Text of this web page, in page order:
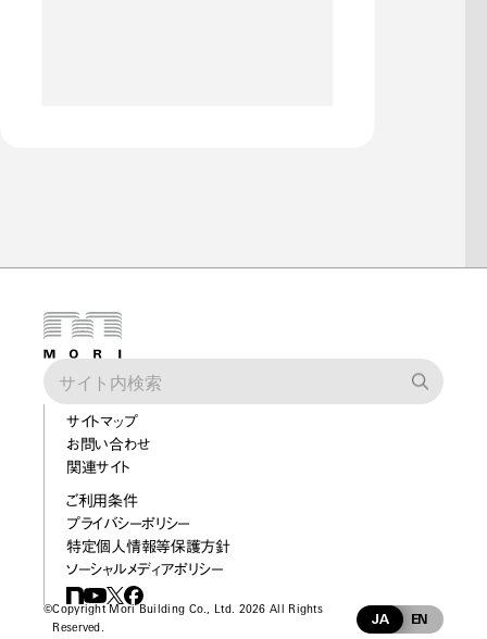
サイトマップ
お問い合わせ
関連サイト
ご利用条件
プライバシーポリシー
特定個人情報等保護方針
ソーシャルメディアポリシー
©Copyright Mori Building Co., Ltd. 2026 All Rights
Reserved.
JA EN